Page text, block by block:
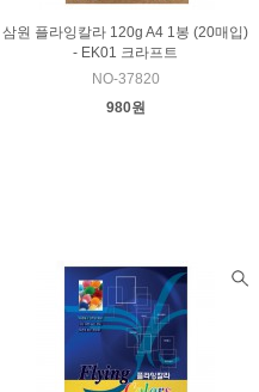
삼원 플라잉칼라 120g A4 1봉 (20매입)
- EK01 크라프트
NO-37820
980원